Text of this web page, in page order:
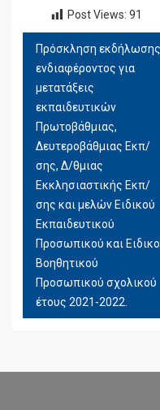
Post Views: 91
ΠΛΟΉΓΗΣΗ
ΆΡΘΡΩΝ
Πρόσκληση εκδήλωσης
ενδιαφέροντος για
μετατάξεις
εκπαιδευτικών
Πρωτοβάθμιας,
Δευτεροβάθμιας Εκπ/
σης, Δ/θμιας
Εκκλησιαστικής Εκπ/
σης και μελών Ειδικού
Εκπαιδευτικού
Προσωπικού και
Βοηθητικού
Προσωπικού σχολικού
έτους 2021-2022.